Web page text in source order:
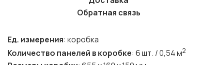
Обратная связь
Ед. измерения: коробка
Количество панелей в коробке: 6 шт. / 0,54 м2